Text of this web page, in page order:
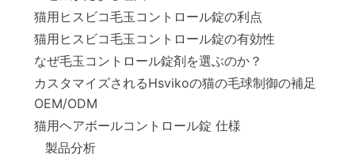
猫用ヒスビコ毛玉コントロール錠の利点
猫用ヒスビコ毛玉コントロール錠の有効性
なぜ毛玉コントロール錠剤を選ぶのか？
カスタマイズされるHsvikoの猫の毛球制御の補足
OEM/ODM
猫用ヘアボールコントロール錠 仕様
製品分析